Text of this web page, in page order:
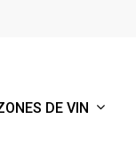
DE VIN